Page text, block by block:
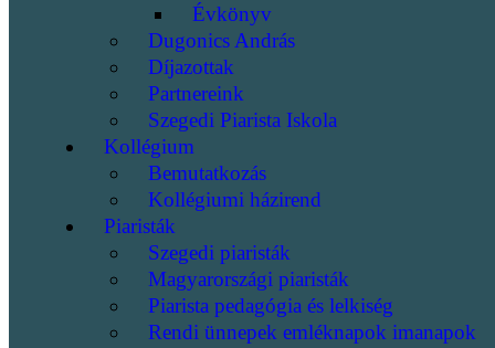
Évkönyv
Dugonics András
Díjazottak
Partnereink
Szegedi Piarista Iskola
Kollégium
Bemutatkozás
Kollégiumi házirend
Piaristák
Szegedi piaristák
Magyarországi piaristák
Piarista pedagógia és lelkiség
Rendi ünnepek emléknapok imanapok